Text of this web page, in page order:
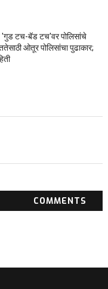
'गुड टच-बॅड टच'वर पोलिसांचे
ओतूर पोलिसांचा पुढाकार;
COMMENTS